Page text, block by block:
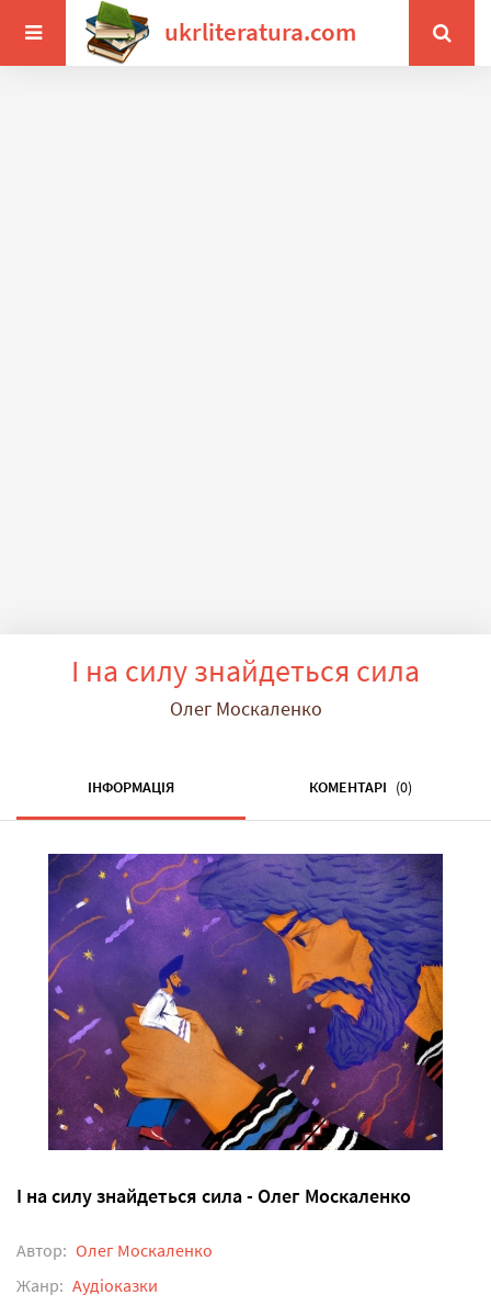
ukrliteratura.com
І на силу знайдеться сила
Олег Москаленко
ІНФОРМАЦІЯ КОМЕНТАРІ (0)
І на силу знайдеться сила - Олег Москаленко
Автор: Олег Москаленко
Жанр: Аудіоказки